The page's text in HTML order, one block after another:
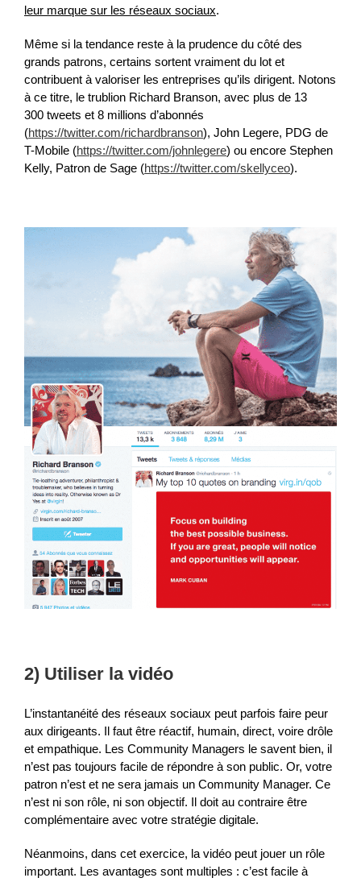
leur marque sur les réseaux sociaux.
Même si la tendance reste à la prudence du côté des
grands patrons, certains sortent vraiment du lot et
contribuent à valoriser les entreprises qu’ils dirigent. Notons
à ce titre, le trublion Richard Branson, avec plus de 13
300 tweets et 8 millions d’abonnés
(https://twitter.com/richardbranson), John Legere, PDG de
T-Mobile (https://twitter.com/johnlegere) ou encore Stephen
Kelly, Patron de Sage (https://twitter.com/skellyceo).
2) Utiliser la vidéo
L’instantanéité des réseaux sociaux peut parfois faire peur
aux dirigeants. Il faut être réactif, humain, direct, voire drôle
et empathique. Les Community Managers le savent bien, il
n’est pas toujours facile de répondre à son public. Or, votre
patron n’est et ne sera jamais un Community Manager. Ce
n’est ni son rôle, ni son objectif. Il doit au contraire être
complémentaire avec votre stratégie digitale.
Néanmoins, dans cet exercice, la vidéo peut jouer un rôle
important. Les avantages sont multiples : c’est facile à